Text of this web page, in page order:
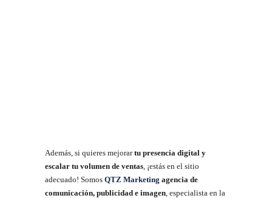
Además, si quieres mejorartu presencia digital y
escalar tu volumen de ventas , ¡estás en el sitio
adecuado! Somos QTZ Marketing agencia de
comunicación, publicidad e imagen , especialista en la